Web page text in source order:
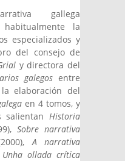
gallega
habitualmente la
especializados y
del consejo de
y directora del
galegosentre
elaboración del
en 4 tomos, y
salientan Historia
Sobre narrativa
A narrativa
ollada crítica